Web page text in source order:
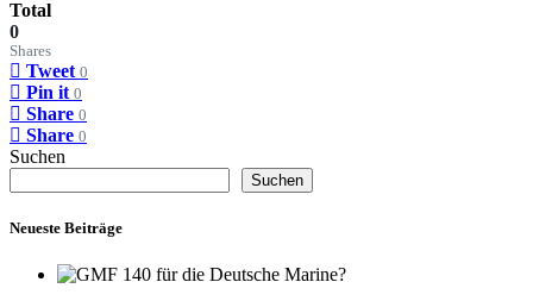
Total
0
Shares
Tweet 0
Pin it 0
Share 0
Share 0
Suchen
Suchen
Neueste Beiträge